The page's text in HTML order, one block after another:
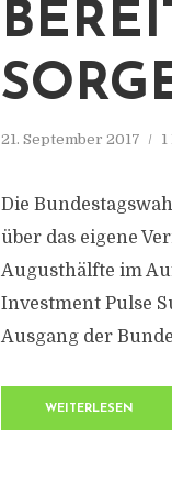
21. September 2017
Die
über das eigene
Augusthälfte im
Investment Pulse
Ausgang der
WEITERLESEN